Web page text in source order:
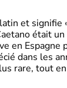
et signifie
était
en Espagne
dans les
rare, tout